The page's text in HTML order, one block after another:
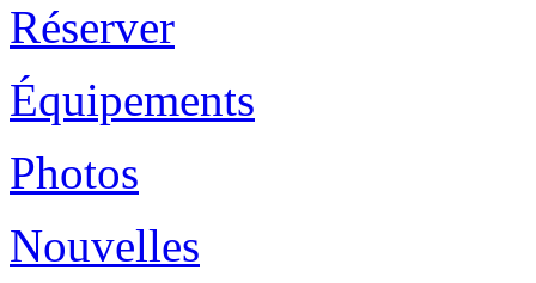
Réserver
Équipements
Photos
Nouvelles